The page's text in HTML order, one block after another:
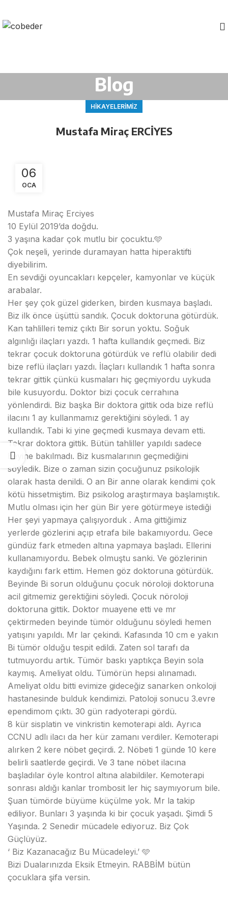
Blog
HIKAYELERIMIZ
Mustafa Miraç ERCİYES
06
OCA
Mustafa Miraç Erciyes
10 Eylül 2019’da doğdu.
3 yaşına kadar çok mutlu bir çocuktu.🩵
Çok neşeli, yerinde duramayan hatta hiperaktifti
diyebilirim.
En sevdiği oyuncakları kepçeler, kamyonlar ve küçük
arabalar.
Her şey çok güzel giderken, birden kusmaya başladı.
Biz ilk önce üşüttü sandık. Çocuk doktoruna götürdük.
Kan tahlilleri temiz çıktı Bir sorun yoktu. Soğuk
algınlığı ilaçları yazdı. 1 hafta kullandık geçmedi. Biz
tekrar çocuk doktoruna götürdük ve reflü olabilir dedi
bize reflü ilaçları yazdı. İlaçları kullandık 1 hafta sonra
tekrar gittik çünkü kusmaları hiç geçmiyordu uykuda
bile kusuyordu. Doktor bizi çocuk cerrahına
yönlendirdi. Biz başka Bir doktora gittik oda bize reflü
ilacını 1 ay kullanmamız gerektiğini söyledi. 1 ay
kullandık. Tabi ki yine geçmedi kusmaya devam etti.
Tekrar doktora gittik. Bütün tahliller yapıldı sadece
beyine bakılmadı. Biz kusmalarının geçmediğini
söyledik. Bize o zaman sizin çocuğunuz psikolojik
olarak hasta denildi. O an Bir anne olarak kendimi çok
kötü hissetmiştim. Biz psikolog araştırmaya başlamıştık.
Mutlu olması için her gün Bir yere götürmeye istediği
Her şeyi yapmaya çalışıyorduk . Ama gittiğimiz
yerlerde gözlerini açıp etrafa bile bakamıyordu. Gece
gündüz fark etmeden altına yapmaya başladı. Ellerini
kullanamıyordu. Bebek olmuştu sanki. Ve gözlerinin
kaydığını fark ettim. Hemen göz doktoruna götürdük.
Beyinde Bi sorun olduğunu çocuk nöroloji doktoruna
acil gitmemiz gerektiğini söyledi. Çocuk nöroloji
doktoruna gittik. Doktor muayene etti ve mr
çektirmeden beyinde tümör olduğunu söyledi hemen
yatışını yapıldı. Mr lar çekindi. Kafasında 10 cm e yakın
Bi tümör olduğu tespit edildi. Zaten sol tarafı da
tutmuyordu artık. Tümör baskı yaptıkça Beyin sola
kaymış. Ameliyat oldu. Tümörün hepsi alınamadı.
Ameliyat oldu bitti evimize gideceğiz sanarken onkoloji
hastanesinde bulduk kendimizi. Patoloji sonucu 3.evre
ependimom çıktı. 30 gün radyoterapi gördü.
8 kür sisplatin ve vinkristin kemoterapi aldı. Ayrıca
CCNU adlı ilacı da her kür zamanı verdiler. Kemoterapi
alırken 2 kere nöbet geçirdi. 2. Nöbeti 1 günde 10 kere
belirli saatlerde geçirdi. Ve 3 tane nöbet ilacına
başladılar öyle kontrol altına alabildiler. Kemoterapi
sonrası aldığı kanlar trombosit ler hiç saymıyorum bile.
Şuan tümörde büyüme küçülme yok. Mr la takip
ediliyor. Bunları 3 yaşında ki bir çocuk yaşadı. Şimdi 5
Yaşında. 2 Senedir mücadele ediyoruz. Biz Çok
Güçlüyüz.
‘ Biz Kazanacağız Bu Mücadeleyi.’ 🩵
Bizi Dualarınızda Eksik Etmeyin. RABBİM bütün
çocuklara şifa versin.